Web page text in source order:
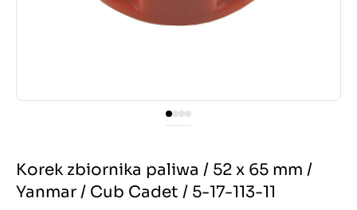
Korek zbiornika paliwa / 52 x 65 mm /
Yanmar / Cub Cadet / 5-17-113-11